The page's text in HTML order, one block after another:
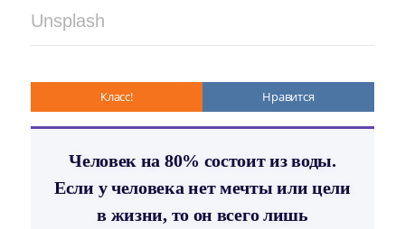
Unsplash
Класс! Нравится
Человек на 80% состоит из воды.
Если у человека нет мечты или цели
в жизни, то он всего лишь